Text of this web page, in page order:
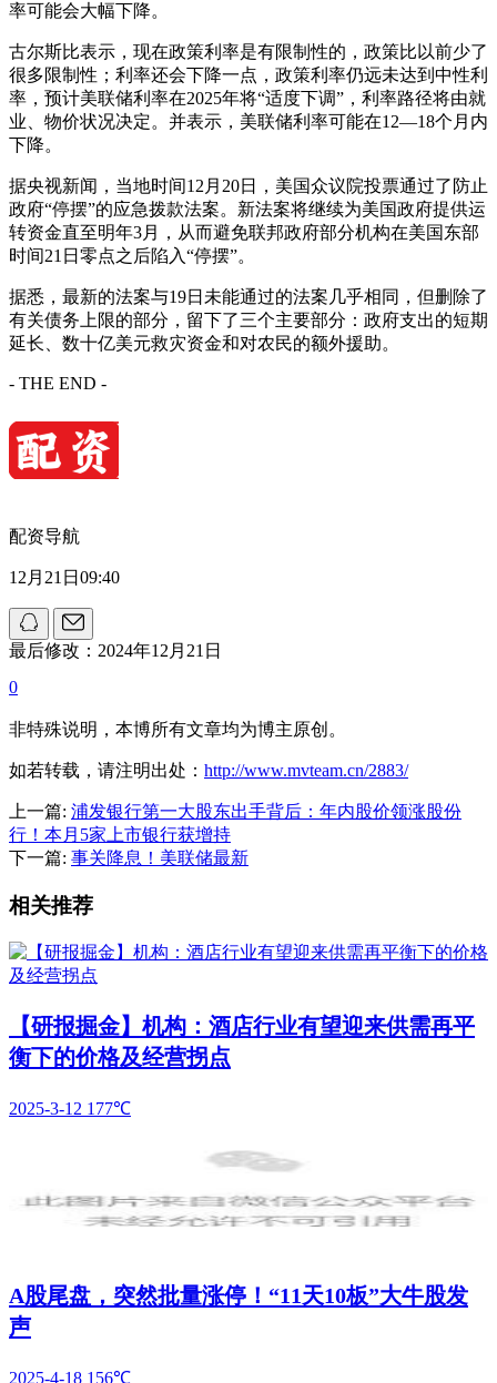
率可能会大幅下降。
古尔斯比表示，现在政策利率是有限制性的，政策比以前少了
很多限制性；利率还会下降一点，政策利率仍远未达到中性利
率，预计美联储利率在2025年将“适度下调”，利率路径将由就
业、物价状况决定。并表示，美联储利率可能在12—18个月内
下降。
据央视新闻，当地时间12月20日，美国众议院投票通过了防止
政府“停摆”的应急拨款法案。新法案将继续为美国政府提供运
转资金直至明年3月，从而避免联邦政府部分机构在美国东部
时间21日零点之后陷入“停摆”。
据悉，最新的法案与19日未能通过的法案几乎相同，但删除了
有关债务上限的部分，留下了三个主要部分：政府支出的短期
延长、数十亿美元救灾资金和对农民的额外援助。
- THE END -
配资导航
12月21日09:40
最后修改：2024年12月21日
0
非特殊说明，本博所有文章均为博主原创。
如若转载，请注明出处： http://www.mvteam.cn/2883/
上一篇: 浦发银行第一大股东出手背后：年内股价领涨股份
行！本月5家上市银行获增持
下一篇: 事关降息！美联储最新
相关推荐
【研报掘金】机构：酒店行业有望迎来供需再平
衡下的价格及经营拐点
2025-3-12 177℃
A股尾盘，突然批量涨停！“11天10板”大牛股发
声
2025-4-18 156℃